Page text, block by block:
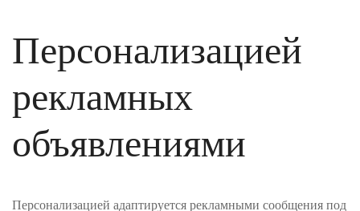
Персонализацией
рекламных
объявлениями
Персонализацией адаптируется рекламными сообщения под